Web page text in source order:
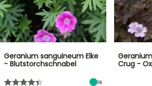
Geranium sanguineum Elke
- Blutstorchschnabel
16
Crug -